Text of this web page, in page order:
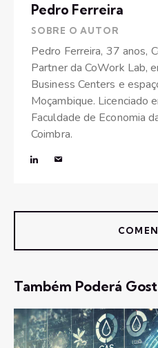
Pedro Ferreira
SOBRE O AUTOR
Pedro Ferreira, 37 anos,
Partner da CoWork Lab,
Business Centers e
Moçambique. Licenciado
Faculdade de Economia
Coimbra.
Também Poderá